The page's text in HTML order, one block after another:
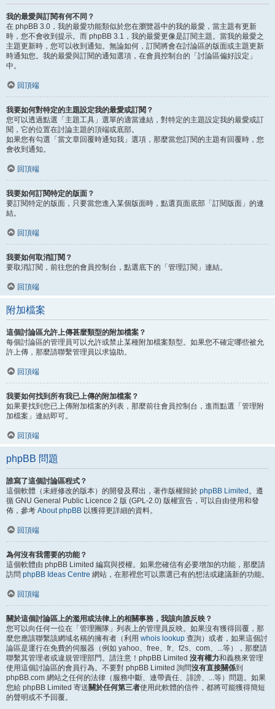
我的最愛與訂閱有何不同？
在 phpBB 3.0，我的最愛功能類似於您在瀏覽器中的我的最愛，當主題有更新
時，您不會收到提示。而 phpBB 3.1，我的最愛更像是訂閱主題。當我的最愛之
主題更新時，您可以收到通知。無論如何，訂閱將會在討論區的版面或主題更新
時通知您。我的最愛與訂閱的通知選項，在會員控制台的「討論區偏好設定」
中。
回頂端
我要如何對特定的主題設定我的最愛或訂閱？
您可以透過點選「主題工具」選單的適當連結，對特定的主題設定我的最愛或訂
閱，它的位置在討論主題的頂端或底部。
如果您有勾選「當文章回覆時通知我」選項，那麼當您訂閱的主題有回覆時，您
會收到通知。
回頂端
我要如何訂閱特定的版面？
要訂閱特定的版面，只要當您進入某個版面時，點選頁面底部「訂閱版面」的連
結。
回頂端
我要如何取消訂閱？
要取消訂閱，前往您的會員控制台，點選底下的「管理訂閱」連結。
回頂端
附加檔案
這個討論區允許上傳甚麼類型的附加檔案？
每個討論區的管理員可以允許或禁止某種附加檔案類型。如果您不確定哪些被允
許上傳，那麼請聯繫管理員以求協助。
回頂端
我要如何找到所有我已上傳的附加檔案？
如果要找到您已上傳附加檔案的列表，那麼前往會員控制台，進而點選「管理附
加檔案」連結即可。
回頂端
phpBB 問題
誰寫了這個討論區程式？
這個軟體（未經修改的版本）的開發及釋出，著作版權歸於 phpBB Limited 。遵
循 GNU General Public Licence 2 版 (GPL-2.0) 版權宣告，可以自由使用和發
佈，參考 About phpBB 以獲得更詳細的資料。
回頂端
為何沒有我需要的功能？
這個軟體由 phpBB Limited 編寫與授權。如果您確信有必要增加的功能，那麼請
訪問 phpBB Ideas Centre 網站，在那裡您可以票選已有的想法或建議新的功能。
回頂端
關於這個討論區上的濫用或法律上的相關事務，我該向誰反映？
您可以向任何一位在「管理團隊」列表上的管理員反映。如果沒有獲得回覆，那
麼您應該聯繫該網域名稱的擁有者（利用 whois lookup 查詢）或者，如果這個討
論區是運行在免費的伺服器（例如 yahoo、free、fr、f2s、com、...等），那麼請
聯繫其管理者或違規管理部門。請注意！phpBB Limited 沒有權力和義務來管理
使用這個討論區的會員行為。不要對 phpBB Limited 詢問沒有直接關係到
phpBB.com 網站之任何的法律（服務中斷、連帶責任、誹謗、...等）問題。如果
您給 phpBB Limited 寄送關於任何第三者使用此軟體的信件，都將可能獲得簡短
的聲明或不予回覆。